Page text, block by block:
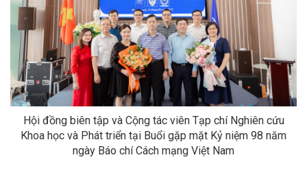
Hội đồng biên tập và Cộng tác viên Tạp chí Nghiên cứu
Khoa học và Phát triển tại Buổi gặp mặt Kỷ niệm 98 năm
ngày Báo chí Cách mạng Việt Nam